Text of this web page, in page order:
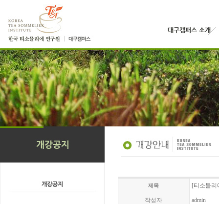
제목 [티소믈리
작성자 admin